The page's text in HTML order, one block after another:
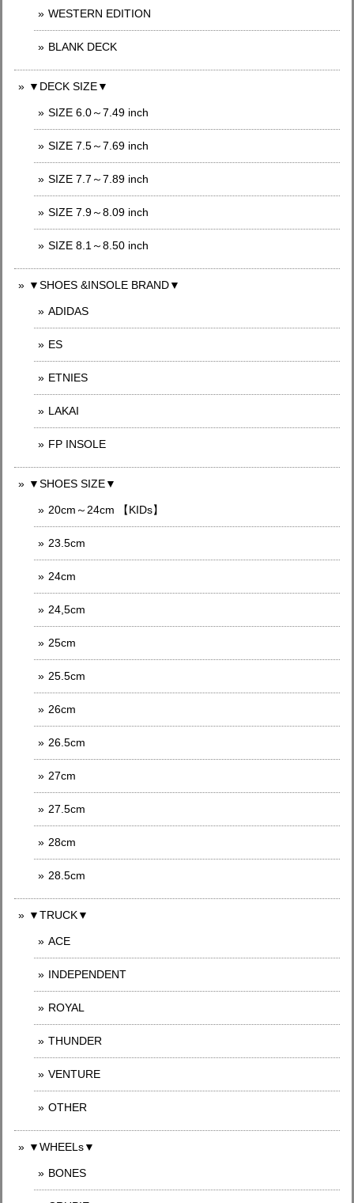
WESTERN EDITION
BLANK DECK
▼DECK SIZE▼
SIZE 6.0～7.49 inch
SIZE 7.5～7.69 inch
SIZE 7.7～7.89 inch
SIZE 7.9～8.09 inch
SIZE 8.1～8.50 inch
▼SHOES &INSOLE BRAND▼
ADIDAS
ES
ETNIES
LAKAI
FP INSOLE
▼SHOES SIZE▼
20cm～24cm 【KIDs】
23.5cm
24cm
24,5cm
25cm
25.5cm
26cm
26.5cm
27cm
27.5cm
28cm
28.5cm
▼TRUCK▼
ACE
INDEPENDENT
ROYAL
THUNDER
VENTURE
OTHER
▼WHEELs▼
BONES